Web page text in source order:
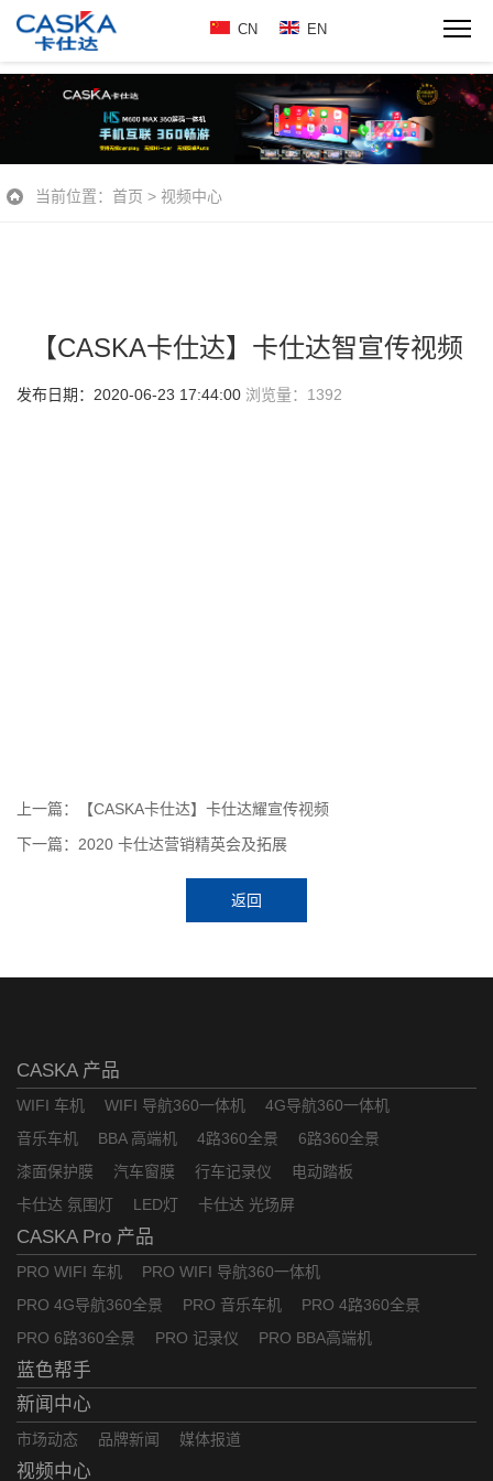
CN EN
当前位置： 首页 > 视频中心
【CASKA卡仕达】卡仕达智宣传视频
发布日期：2020-06-23 17:44:00 浏览量： 1392
上一篇：【CASKA卡仕达】卡仕达耀宣传视频
下一篇：2020 卡仕达营销精英会及拓展
返回
CASKA 产品
WIFI 车机 WIFI 导航360一体机
4G导航360一体机
音乐车机
BBA 高端机 4路360全景
6路360全景
漆面保护膜
汽车窗膜 行车记录仪
电动踏板
卡仕达 氛围灯
LED灯 卡仕达 光场屏
CASKA Pro 产品
PRO WIFI 车机
PRO WIFI 导航360一体机
PRO 4G导航360全景
PRO 音乐车机
PRO 4路360全景
PRO 6路360全景
PRO 记录仪 PRO BBA高端机
蓝色帮手
新闻中心
市场动态 品牌新闻 媒体报道
视频中心